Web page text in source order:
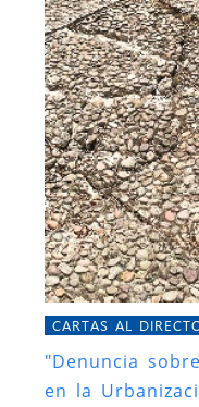
CARTAS AL
"Denuncia
en la